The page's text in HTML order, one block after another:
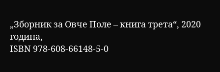
„Зборник за Овче Поле – книга трета“, 2020
година,
ISBN 978-608-66148-5-0